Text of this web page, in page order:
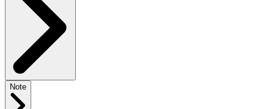
Note